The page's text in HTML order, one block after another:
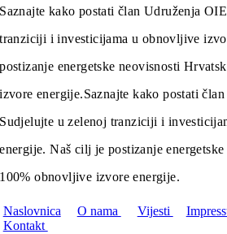
Saznajte kako postati član Udruženja
tranziciji i investicijama u obnovljive
postizanje energetske neovisnosti
izvore energije.Saznajte kako postati
Sudjelujte u zelenoj tranziciji i
energije. Naš cilj je postizanje
100% obnovljive izvore energije.
Naslovnica O nama Vijesti
Kontakt